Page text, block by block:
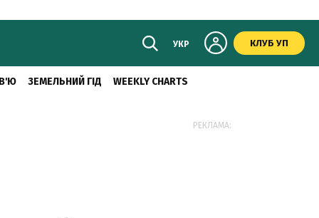
УКР КЛУБ УП
ЗЕМЕЛЬНИЙ ГІД WEEKLY CHARTS
РЕКЛАМА: